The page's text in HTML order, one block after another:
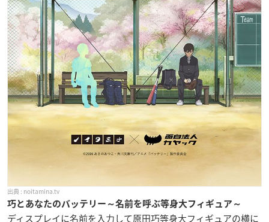
noitamina.tv
巧とあなたのバッテリー～名前を呼ぶ等身大フィギュア～
ディスプレイに名前を入力して原田巧等身大フィギュアの横に